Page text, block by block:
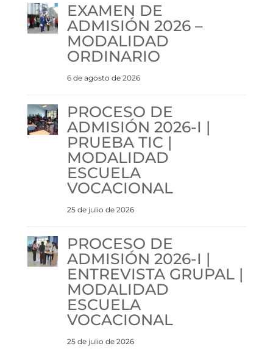
EXAMEN DE
ADMISIÓN 2026 –
MODALIDAD
ORDINARIO
6 de agosto de 2026
PROCESO DE
ADMISIÓN 2026-I |
PRUEBA TIC |
MODALIDAD
ESCUELA
VOCACIONAL
25 de julio de 2026
PROCESO DE
ADMISIÓN 2026-I |
ENTREVISTA GRUPAL |
MODALIDAD
ESCUELA
VOCACIONAL
25 de julio de 2026